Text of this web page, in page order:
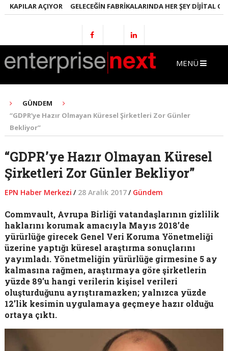
AÇIYOR GELECEĞIN FABRIKALARINDA HER ŞEY DIJITAL
MENÜ
GÜNDEM
“GDPR’ye Hazır Olmayan Küresel Şirketleri Zor Günler
Bekliyor”
“GDPR’ye Hazır Olmayan Küresel
Şirketleri Zor Günler Bekliyor”
EPN Haber Merkezi / 28 Aralık 2017/ Gündem
Commvault, Avrupa Birliği vatandaşlarının gizlilik
haklarını korumak amacıyla Mayıs 2018’de
yürürlüğe girecek Genel Veri Koruma Yönetmeliği
üzerine yaptığı küresel araştırma sonuçlarını
yayımladı. Yönetmeliğin yürürlüğe girmesine 5 ay
kalmasına rağmen, araştırmaya göre şirketlerin
yüzde 89’u hangi verilerin kişisel verileri
oluşturduğunu ayrıştıramazken; yalnızca yüzde
12’lik kesimin uygulamaya geçmeye hazır olduğu
ortaya çıktı.